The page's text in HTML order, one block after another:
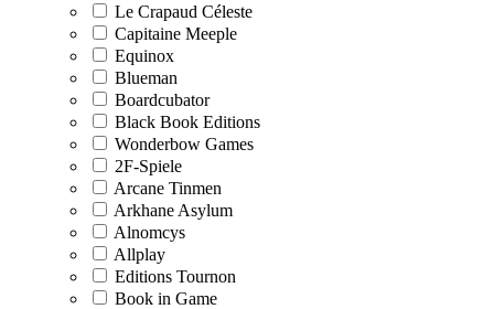
Le Crapaud Céleste
Capitaine Meeple
Equinox
Blueman
Boardcubator
Black Book Editions
Wonderbow Games
2F-Spiele
Arcane Tinmen
Arkhane Asylum
Alnomcys
Allplay
Editions Tournon
Book in Game